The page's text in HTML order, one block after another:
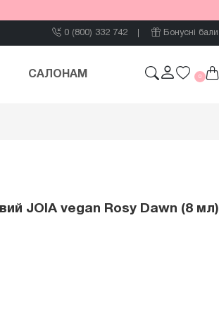
0 (800) 332 742 Бонусні бали
САЛОНАМ 0
JOIA vegan Rosy Dawn (8 мл)